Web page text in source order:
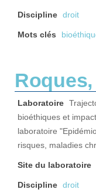
Discipline droit
Mots clés
Laboratoire
bioéthiques et
laboratoire
risques, maladies
Site du laboratoire
Discipline droit